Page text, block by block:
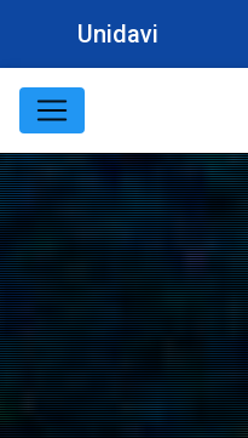
Unidavi